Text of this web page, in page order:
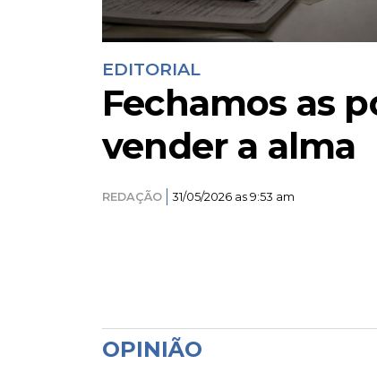
EDITORIAL
Fechamos as
vender a alma
REDAÇÃO 31/05/2026 as 9:53 am
OPINIÃO